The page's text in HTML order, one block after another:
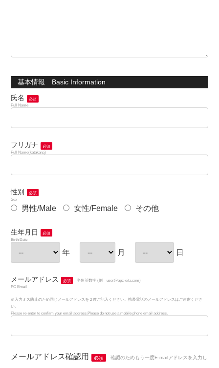
基本情報 Basic Information
氏名
必須
Full Name
フリガナ
必須
Full Name(katakana)
性別
必須
Sex
男性/Male 女性/Female その他
生年月日
必須
Birth Date
年 月 日
メールアドレス 必須
半角英数字 (例 user@apc-oita.com)
PC Email
※入力ミス防止のため同じメールアドレスを２度ご記入ください。携帯電話のメールアドレスはご遠慮くださ
い。
Please re-enter to confirm your email address.Please do not use a mobile phone email address.
メールアドレス確認用 必須 確認のためもう一度E-mailアドレスを入力し